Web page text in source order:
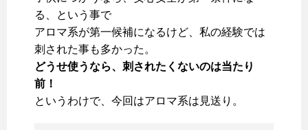
る、という事で
アロマ系が第一候補になるけど、私の経験では
刺された事も多かった。
どうせ使うなら、刺されたくないのは当たり
前！
というわけで、今回はアロマ系は見送り。